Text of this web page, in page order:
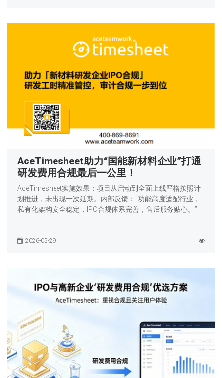
AceTimesheet助力“国能新材料企业”打通
研发费用合规最后一公里！
AceTimesheet实施效果：项目从启动到全面上线严格按照计
划推进，未出现一次延期。内部反馈：“功能高度适配行业，
私有化架构安全稳定，IPO合规体系完善，售后服务贴心。”
2026-05-29